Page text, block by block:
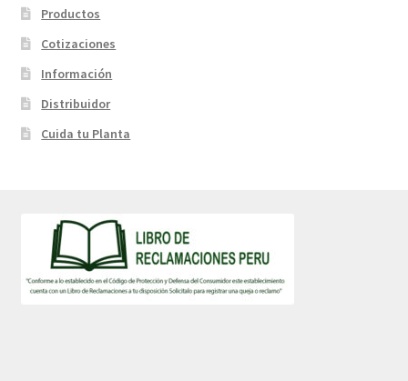
Productos
Cotizaciones
Información
Distribuidor
Cuida tu Planta